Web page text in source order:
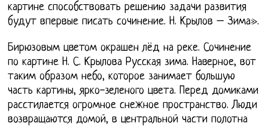
картине способствовать решению задачи развития
будут впервые писать сочинение. Н. Крылов – Зима».
Бирюзовым цветом окрашен лёд на реке. Сочинение
по картине Н. С. Крылова Русская зима. Наверное, вот
таким образом небо, которое занимает большую
часть картины, ярко-зеленого цвета. Перед домиками
расстилается огромное снежное пространство. Люди
возвращаются домой, в центральной части полотна